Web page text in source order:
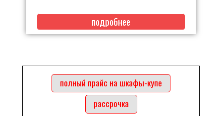
подробнее
полный прайс на шкафы-купе
рассрочка